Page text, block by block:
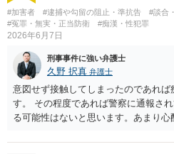
#加害者 #逮捕や勾留の阻止・準抗告 #談合
#冤罪・無実・正当防衛
#痴漢・性犯罪
2026年6月7日
刑事事件に強い弁護士
久野 択真 弁護士
意図せず接触してしまったのであれば
す。 その程度であれば警察に通報さ
る可能性はないと思います。あまり